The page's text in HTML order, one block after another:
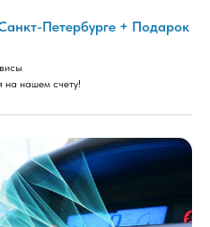
Петербурге + Подарок
на нашем счету!